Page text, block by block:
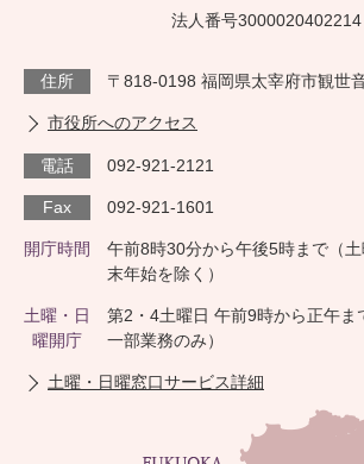
法人番号3000020402214
住所 〒818-0198 福岡県太宰府市観世
市役所へのアクセス
電話 092-921-2121
Fax 092-921-1601
開庁時間
午前8時30分から午後5時まで（
末年始を除く）
土曜・日
曜開庁
第2・4土曜日 午前9時から正午ま
一部業務のみ）
土曜・日曜窓口サービス詳細